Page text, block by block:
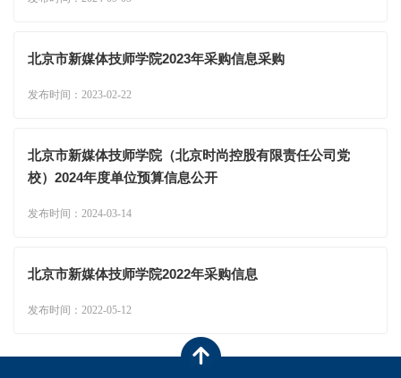
北京市新媒体技师学院2023年采购信息采购
发布时间：2023-02-22
北京市新媒体技师学院（北京时尚控股有限责任公司党
校）2024年度单位预算信息公开
发布时间：2024-03-14
北京市新媒体技师学院2022年采购信息
发布时间：2022-05-12